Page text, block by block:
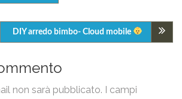
DIY arredo bimbo- Cloud mobile
non sarà pubblicato. I campi